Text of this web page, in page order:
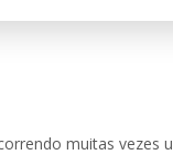
muitas vezes